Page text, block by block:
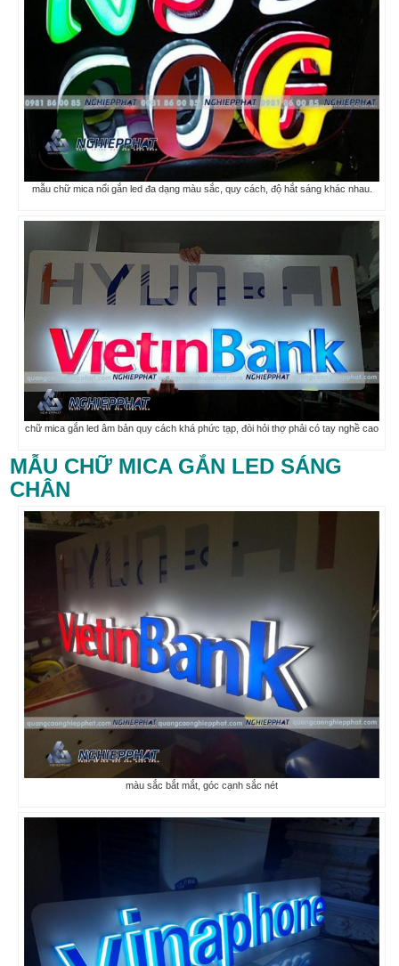
mẫu chữ mica nổi gắn led đa dạng màu sắc, quy cách, độ hắt sáng khác nhau.
chữ mica gắn led âm bản quy cách khá phức tạp, đòi hỏi thợ phải có tay nghề cao
MẪU CHỮ MICA GẮN LED SÁNG
CHÂN
màu sắc bắt mắt, góc cạnh sắc nét